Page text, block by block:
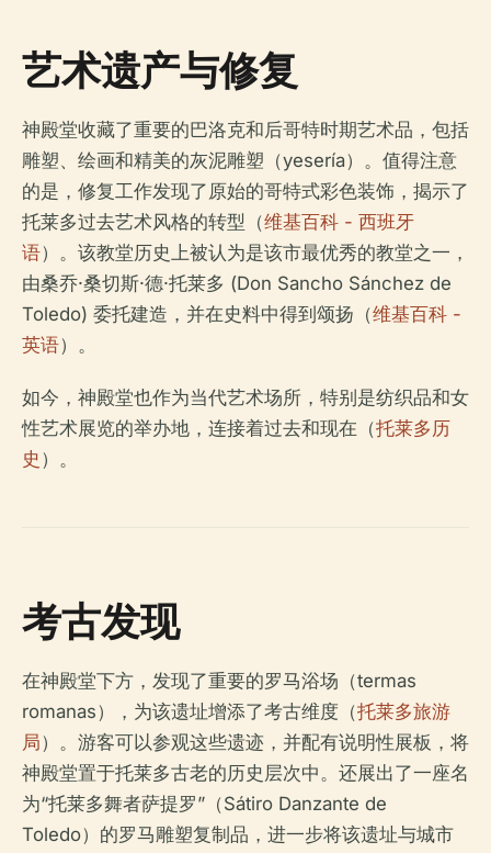
艺术遗产与修复
神殿堂收藏了重要的巴洛克和后哥特时期艺术品，包括
雕塑、绘画和精美的灰泥雕塑（yesería）。值得注意
的是，修复工作发现了原始的哥特式彩色装饰，揭示了
托莱多过去艺术风格的转型（维基百科 - 西班牙
语）。该教堂历史上被认为是该市最优秀的教堂之一，
由桑乔·桑切斯·德·托莱多 (Don Sancho Sánchez de
Toledo) 委托建造，并在史料中得到颂扬（维基百科 -
英语）。
如今，神殿堂也作为当代艺术场所，特别是纺织品和女
性艺术展览的举办地，连接着过去和现在（托莱多历
史 ）。
考古发现
在神殿堂下方，发现了重要的罗马浴场（termas
romanas），为该遗址增添了考古维度（托莱多旅游
局）。游客可以参观这些遗迹，并配有说明性展板，将
神殿堂置于托莱多古老的历史层次中。还展出了一座名
为“托莱多舞者萨提罗”（Sátiro Danzante de
Toledo）的罗马雕塑复制品，进一步将该遗址与城市